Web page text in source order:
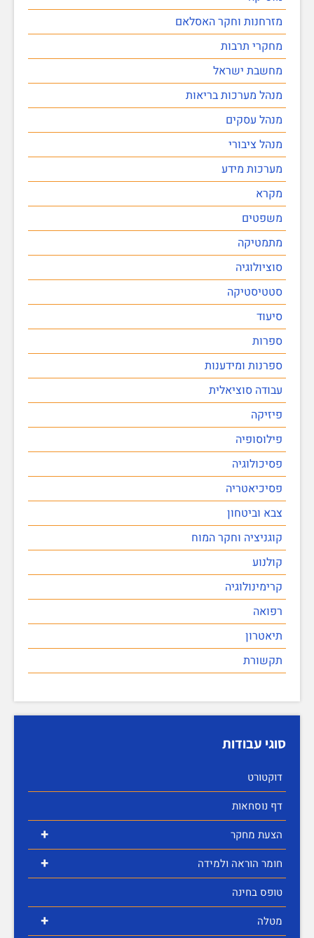
מזרחנות וחקר האסלאם
מחקרי תרבות
מחשבת ישראל
מנהל מערכות בריאות
מנהל עסקים
מנהל ציבורי
מערכות מידע
מקרא
משפטים
מתמטיקה
סוציולוגיה
סטטיסטיקה
סיעוד
ספרות
ספרנות ומידענות
עבודה סוציאלית
פיזיקה
פילוסופיה
פסיכולוגיה
פסיכיאטריה
צבא וביטחון
קוגניציה וחקר המוח
קולנוע
קרימינולוגיה
רפואה
תיאטרון
תקשורת
סוגי עבודות
דוקטורט
דף נוסחאות
+ הצעת מחקר
+
חומר הוראה ולמידה
טופס בחינה
+ מטלה